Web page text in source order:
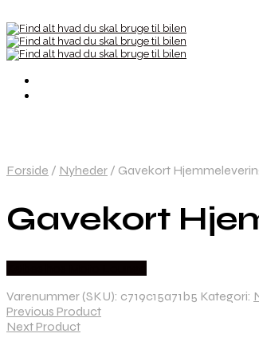
Forside / Nyheder / Gavekort
Gavekort
Varenummer (SKU): c719c15a71b5 Kategori:
Previous Product
Next Product